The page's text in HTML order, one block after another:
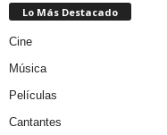
Lo Más Destacado
Cine
Música
Películas
Cantantes